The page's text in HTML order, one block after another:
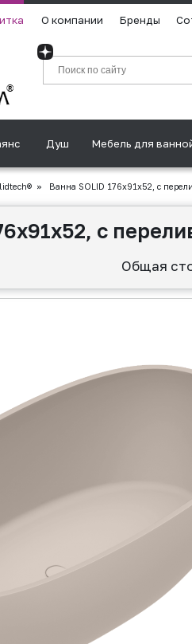
О компании Бренды
Душ Мебель для
» Ванна SOLID 176x91x52, с
с
Общая